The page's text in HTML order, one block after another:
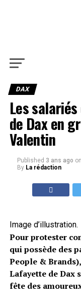
DAX
Les
de Dax en
Valentin
Published 3 ans ago on
By La rédaction
Image d’illustration.
Pour protester
qui possède des
People &
Lafayette de Dax
fête des